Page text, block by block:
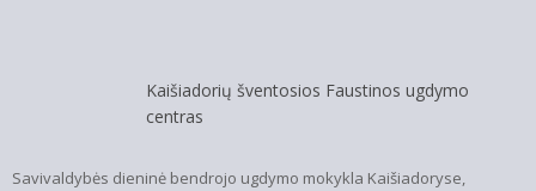
Kaišiadorių šventosios Faustinos ugdymo
centras
Savivaldybės dieninė bendrojo ugdymo mokykla Kaišiadoryse,